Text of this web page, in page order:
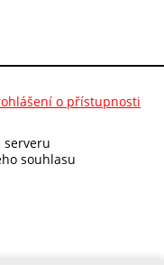
o přístupnosti
serveru
souhlasu